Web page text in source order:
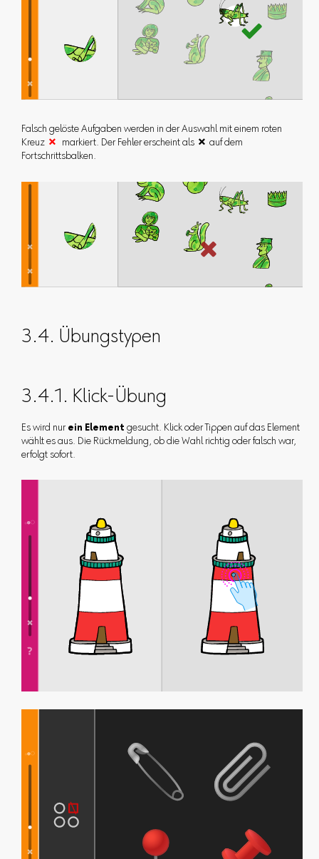
Falsch gelöste Aufgaben werden in der Auswahl mit einem roten
Kreuz markiert. Der Fehler erscheint als  auf dem
Fortschrittsbalken.
3.4. Übungstypen
3.4.1. Klick-Übung
Es wird nur ein Element gesucht. Klick oder Tippen auf das Element
wählt es aus. Die Rückmeldung, ob die Wahl richtig oder falsch war,
erfolgt sofort.